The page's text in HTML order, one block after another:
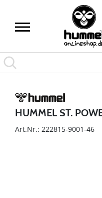
HUMMEL ST.
Art.Nr.: 222815-9001-46